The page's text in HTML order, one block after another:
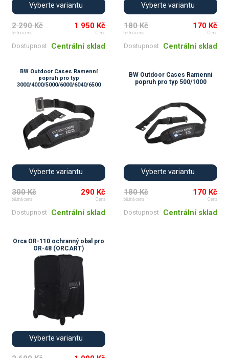
Vyberte variantu
2 290 Kč
běžná cena
1 950 Kč
Cena
Dostupnost Centrální sklad
Vyberte variantu
180 Kč
běžná cena
170 Kč
Cena
Dostupnost Centrální sklad
BW Outdoor Cases Ramenní
popruh pro typ
3000/4000/5000/6000/6040/6500
Vyberte variantu
300 Kč
běžná cena
290 Kč
Cena
Dostupnost Centrální sklad
BW Outdoor Cases Ramenní
popruh pro typ 500/1000
Vyberte variantu
180 Kč
běžná cena
170 Kč
Cena
Dostupnost Centrální sklad
Orca OR-110 ochranný obal pro
OR-48 (ORCART)
Vyberte variantu